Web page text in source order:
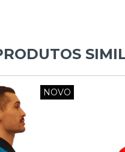
NOVO